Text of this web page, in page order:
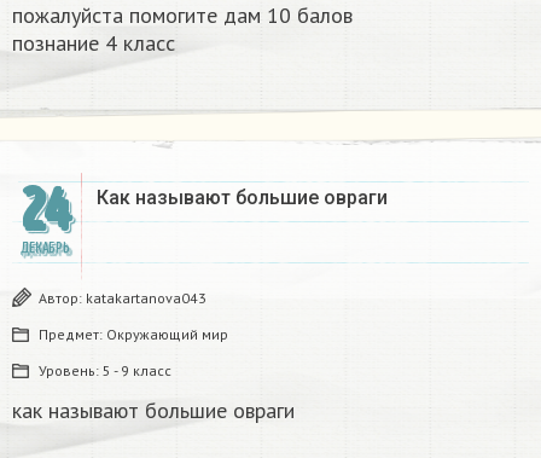
пожалуйста помогите дам 10 балов
познание 4 класс​
24
ДЕКАБРЬ
Как называют большие овраги
Автор: katakartanova043
Предмет: Окружающий мир
Уровень: 5 - 9 класс
как называют большие овраги